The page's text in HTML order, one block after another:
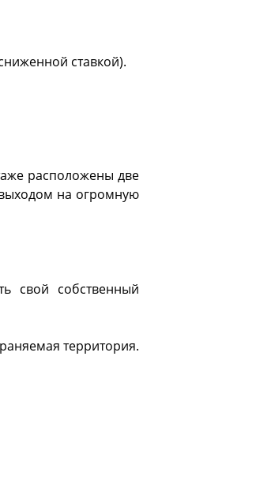
ставкой).
расположены две
на огромную
свой собственный
территория.